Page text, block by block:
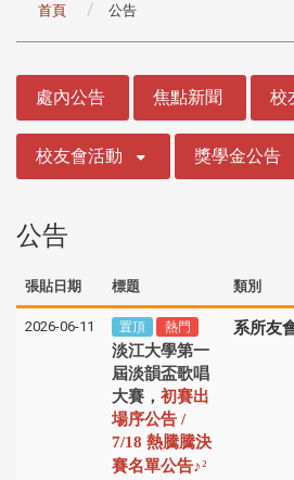
首頁 公告
處內公告 焦點新聞 校
校友會活動 獎學金公告
公告
張貼日期 標題 類別
2026-06-11 置頂 熱門
淡江大學第一
屆淡韻盃歌唱
大賽， 初賽出
場序公告 /
7/18 熱騰騰決
賽名單公告♪²
系所友